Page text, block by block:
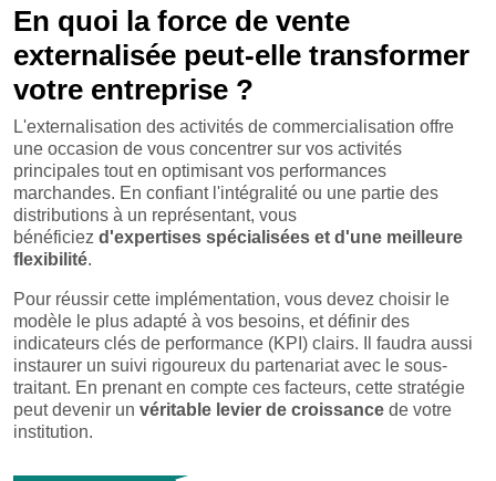
En quoi la force de vente
externalisée peut-elle transformer
votre entreprise ?
L'externalisation des activités de commercialisation offre
une occasion de vous concentrer sur vos activités
principales tout en optimisant vos performances
marchandes. En confiant l'intégralité ou une partie des
distributions à un représentant, vous
bénéficiez d'expertises spécialisées et d'une meilleure
flexibilité.
Pour réussir cette implémentation, vous devez choisir le
modèle le plus adapté à vos besoins, et définir des
indicateurs clés de performance (KPI) clairs. Il faudra aussi
instaurer un suivi rigoureux du partenariat avec le sous-
traitant. En prenant en compte ces facteurs, cette stratégie
peut devenir un véritable levier de croissance de votre
institution.